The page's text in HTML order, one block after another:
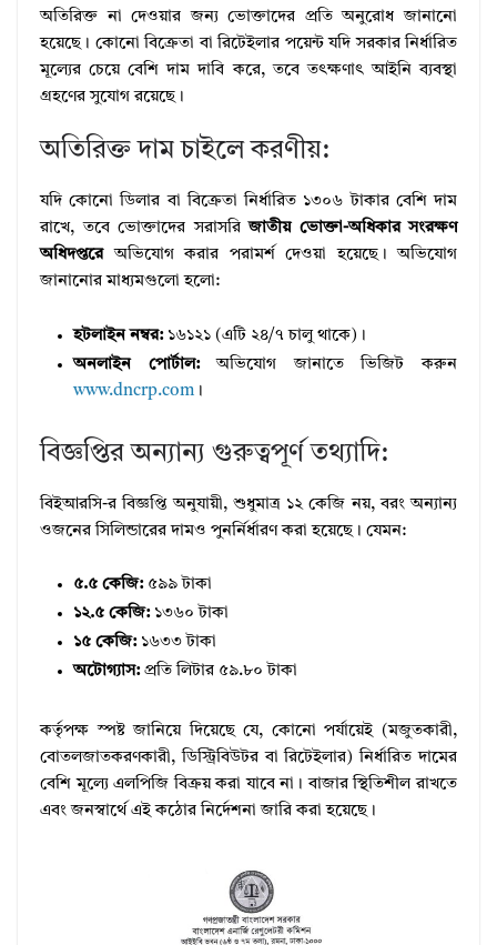
অতিরিক্ত না দেওয়ার জন্য ভোক্তাদের প্রতি অনুরোধ জানানো
হয়েছে। কোনো বিক্রেতা বা রিটেইলার পয়েন্ট যদি সরকার নির্ধারিত
মূল্যের চেয়ে বেশি দাম দাবি করে, তবে তৎক্ষণাৎ আইনি ব্যবস্থা
গ্রহণের সুযোগ রয়েছে।
অতিরিক্ত দাম চাইলে করণীয়:
যদি কোনো ডিলার বা বিক্রেতা নির্ধারিত ১৩০৬ টাকার বেশি দাম
রাখে, তবে ভোক্তাদের সরাসরিজাতীয় ভোক্তা-অধিকার সংরক্ষণ
অধিদপ্তরেঅভিযোগ করার পরামর্শ দেওয়া হয়েছে। অভিযোগ
জানানোর মাধ্যমগুলো হলো:
হটলাইন নম্বর:১৬১২১ (এটি ২৪/৭ চালু থাকে)।
অনলাইন পোর্টাল:অভিযোগ জানাতে ভিজিট করুন
www.dncrp.com ।
বিজ্ঞপ্তির অন্যান্য গুরুত্বপূর্ণ তথ্যাদি:
বিইআরসি-র বিজ্ঞপ্তি অনুযায়ী, শুধুমাত্র ১২ কেজি নয়, বরং অন্যান্য
ওজনের সিলিন্ডারের দামও পুনর্নির্ধারণ করা হয়েছে। যেমন:
৫.৫ কেজি:৫৯৯ টাকা
১২.৫ কেজি:১৩৬০ টাকা
১৫ কেজি:১৬৩৩ টাকা
অটোগ্যাস:প্রতি লিটার ৫৯.৮০ টাকা
কর্তৃপক্ষ স্পষ্ট জানিয়ে দিয়েছে যে, কোনো পর্যায়েই (মজুতকারী,
বোতলজাতকরণকারী, ডিস্ট্রিবিউটর বা রিটেইলার) নির্ধারিত দামের
বেশি মূল্যে এলপিজি বিক্রয় করা যাবে না। বাজার স্থিতিশীল রাখতে
এবং জনস্বার্থে এই কঠোর নির্দেশনা জারি করা হয়েছে।